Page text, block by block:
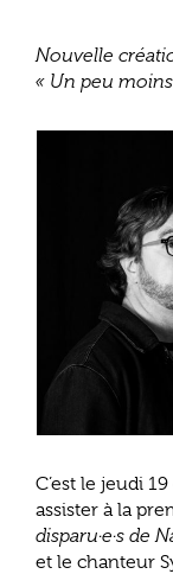
Nouvelle
« Un peu
C’est le jeudi
assister à la
disparu·e·s de
et le chanteur